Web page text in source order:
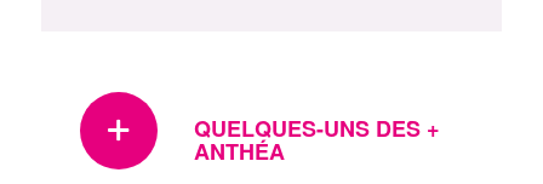
QUELQUES-UNS DES +
ANTHÉA